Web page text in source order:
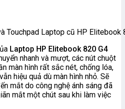
Touchpad Laptop cũ HP Elitebook
Laptop HP Elitebook 820 G4
nhanh và mượt, các nút chuột
màn hình rất sắc nét, chống lóa,
hiệu quả dù màn hình nhỏ. Sẽ
mắt do công nghệ ánh sáng đã
mắt một chút sau khi làm việc